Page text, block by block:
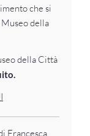
che si
della
della Città
Francesca